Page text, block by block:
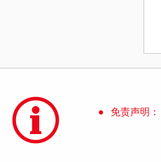
● 免责声明：